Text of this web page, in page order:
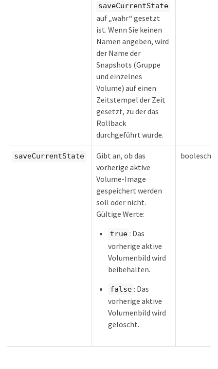
saveCurrentState
auf „wahr“ gesetzt
ist. Wenn Sie keinen
Namen angeben, wird
der Name der
Snapshots (Gruppe
und einzelnes
Volume) auf einen
Zeitstempel der Zeit
gesetzt, zu der das
Rollback
durchgeführt wurde.
saveCurrentState
Gibt an, ob das
vorherige aktive
Volume-Image
gespeichert werden
soll oder nicht.
Gültige Werte:
true : Das
vorherige aktive
Volumenbild wird
beibehalten.
false : Das
vorherige aktive
Volumenbild wird
gelöscht.
boolesch